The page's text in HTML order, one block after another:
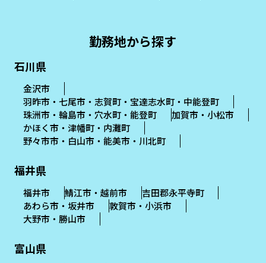
勤務地から探す
石川県
金沢市
羽昨市・七尾市・志賀町・宝達志水町・中能登町
珠洲市・輪島市・穴水町・能登町
加賀市・小松市
かほく市・津幡町・内灘町
野々市市・白山市・能美市・川北町
福井県
福井市 鯖江市・越前市
吉田郡永平寺町
あわら市・坂井市
敦賀市・小浜市
大野市・勝山市
富山県